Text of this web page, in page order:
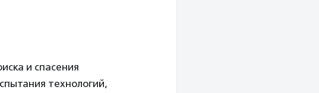
и спасения
технологий,